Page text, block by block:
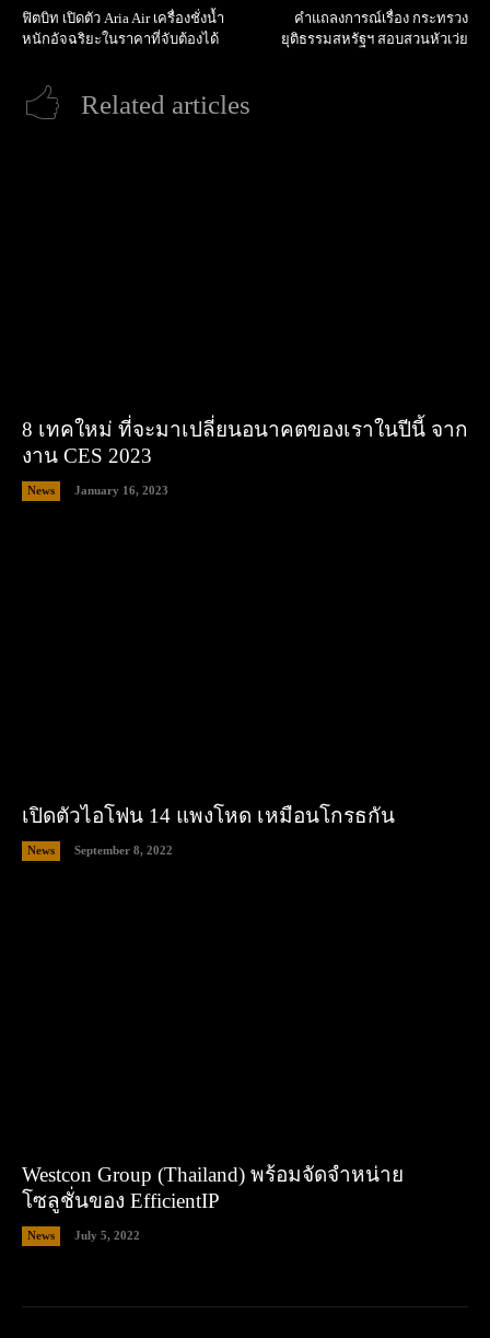
ฟิตบิท เปิดตัว Aria Air เครื่องชั่งน้ำ
หนักอัจฉริยะในราคาที่จับต้องได้
คำแถลงการณ์เรื่อง กระทรวง
ยุติธรรมสหรัฐฯ สอบสวนหัวเว่ย
Related articles
8 เทคใหม่ ที่จะมาเปลี่ยนอนาคตของเราในปีนี้ จาก
งาน CES 2023
News January 16, 2023
เปิดตัวไอโฟน 14 แพงโหด เหมือนโกรธกัน
News September 8, 2022
Westcon Group (Thailand) พร้อมจัดจำหน่าย
โซลูชั่นของ EfficientIP
News July 5, 2022